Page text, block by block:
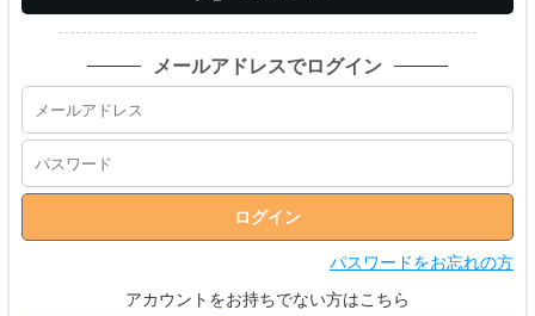
メールアドレスでログイン
パスワードをお忘れの方
アカウントをお持ちでない方はこちら